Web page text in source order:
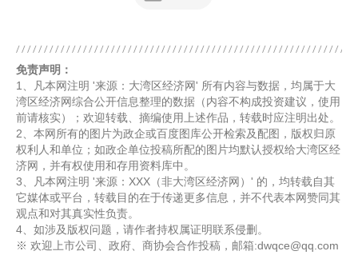
免责声明：
1、凡本网注明 '来源：大湾区经济网' 所有内容与数据，均属于大
湾区经济网综合公开信息整理的数据（内容不构成投资建议，使用
前请核实）；欢迎转载、摘编使用上述作品，转载时应注明出处。
2、本网所有的图片为政企或百度图库公开检索及配图，版权归原
权利人和单位；如政企单位投稿所配的图片均默认授权给大湾区经
济网，并有权使用和存用资料库中。
3、凡本网注明 '来源：XXX（非大湾区经济网）' 的，均转载自其
它媒体或平台，转载目的在于传递更多信息，并不代表本网赞同其
观点和对其真实性负责。
4、如涉及版权问题，请作者持权属证明联系侵删。
※ 欢迎上市公司、政府、商协会合作投稿，邮箱:dwqce@qq.com